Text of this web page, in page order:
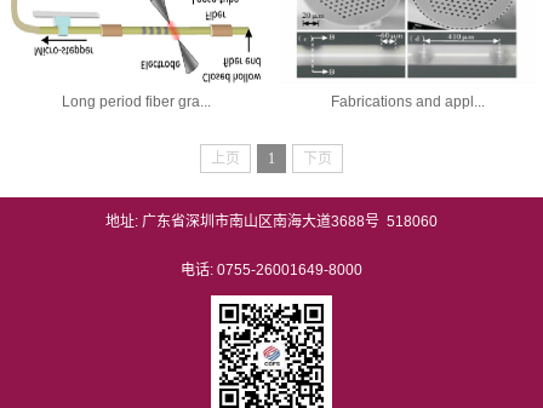
Long period fiber gra... Fabrications and appl...
上页 1 下页
地址: 广东省深圳市南山区南海大道3688号 518060
电话: 0755-26001649-8000